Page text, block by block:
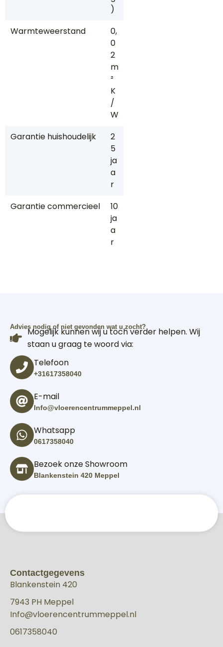
)
Warmteweerstand
0,
0
2
m
²
K
/
W
Garantie huishoudelijk
2
5
ja
a
r
Garantie commercieel
10
ja
a
r
Advies nodig of niet gevonden wat u zocht?
Mogelijk kunnen wij u toch verder helpen. Wij
staan u graag te woord via:
Telefoon
+31617358040
E-mail
Info@vloerencentrummeppel.nl
Whatsapp
0617358040
Bezoek onze Showroom
Blankenstein 420 Meppel
Contactgegevens
Blankenstein 420
7943 PH Meppel
Info@vloerencentrummeppel.nl
0617358040